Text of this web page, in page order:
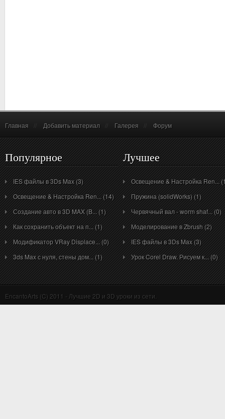
Главная Добавить материал Галерея Форум
Популярное
IES файлы в 3Ds Max (3)
Освещение & Настройка Ren... (14)
Создание авто в 3D MAX (B... (1)
Как сохранить объект на п... (1)
Модификатор VRay Displace... (0)
3ds Max с нуля, стены дом... (1)
Лучшее
Освещение & Настройка Ren...
Пружина (solidWorks) (1)
Червячный вал - worm shaf... (0)
Моделирование в Zbrush (2)
IES файлы в 3Ds Max (3)
Урок Corel Draw. Рисуем к... (0)
EncantoArts (C) 2011 - Лучшие 2D и 3D уроки из сети.